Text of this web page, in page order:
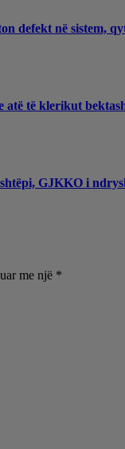
defekt në sistem,
atë të klerikut
GJKKO i
me një *